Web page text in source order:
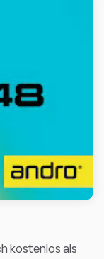
kostenlos als